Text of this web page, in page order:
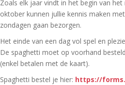
Zoals elk jaar vindt in het begin van
oktober kunnen jullie kennis maken
zondagen gaan bezorgen.
Het einde van een dag vol spel en
De spaghetti moet op voorhand
(enkel betalen met de kaart).
Spaghetti bestel je hier: https://